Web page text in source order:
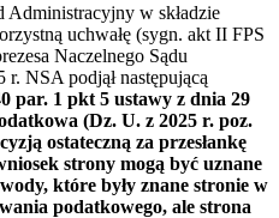
Administracyjny w składzie
uchwałę (sygn. akt II FPS
Naczelnego Sądu
NSA podjął następującą
par. 1 pkt 5 ustawy z dnia 29
(Dz. U. z 2025 r. poz.
ostateczną za przesłankę
strony mogą być uznane
które były znane stronie w
podatkowego, ale strona